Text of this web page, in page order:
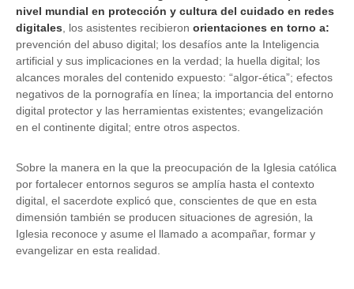
nivel mundial en protección y cultura del cuidado en redes
digitales , los asistentes recibieron orientaciones en torno a:
prevención del abuso digital; los desafíos ante la Inteligencia
artificial y sus implicaciones en la verdad; la huella digital; los
alcances morales del contenido expuesto: “algor-ética”; efectos
negativos de la pornografía en línea; la importancia del entorno
digital protector y las herramientas existentes; evangelización
en el continente digital; entre otros aspectos.
Sobre la manera en la que la preocupación de la Iglesia católica
por fortalecer entornos seguros se amplía hasta el contexto
digital, el sacerdote explicó que, conscientes de que en esta
dimensión también se producen situaciones de agresión, la
Iglesia reconoce y asume el llamado a acompañar, formar y
evangelizar en esta realidad.